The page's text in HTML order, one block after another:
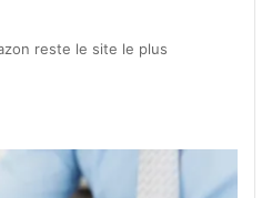
reste le site le plus